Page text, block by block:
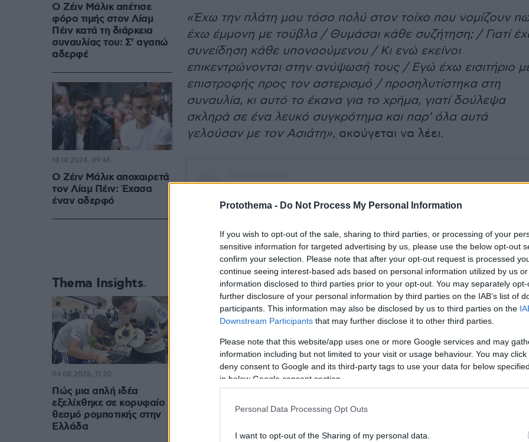
Protothema - Do Not Process My Personal Information
If you wish to opt-out of the sale, sharing to third parties, or processing of your
sensitive information for targeted advertising by us, please use the below opt-out
confirm your selection. Please note that after your opt-out request is processed
continue seeing interest-based ads based on personal information utilized by us
information disclosed to third parties prior to your opt-out. You may separately
further disclosure of your personal information by third parties on the IAB’s list of
participants. This information may also be disclosed by us to third parties on the
Downstream Participants that may further disclose it to other third parties.
Please note that this website/app uses one or more Google services and may
information including but not limited to your visit or usage behaviour. You may
deny consent to Google and its third-party tags to use your data for below
in below Google consent section.
Personal Data Processing Opt Outs
I want to opt-out of the Sharing of my personal data.
«Έχω την πλάτη μου τόσο πολύ στον τοίχο που νομίζουν
έχω έμμονη με τούβλα / Θυμάσαι κάθε συζήτηση; / Γιατί
συνείδηση κάθε υπονοούμενου / Κι ενώ εκείνοι
επικεντρώνονται στην ανύψωσή τους / Εγώ έχω εισιτήριο
επιστροφής προς τον αστερισμό / προσηλυτίστηκα στη
συναυλία, κι αυτό το έκανα για το χρήμα, γιατί δούλεψα
σκληρά σε ένα λευκό συγκρότημα και παρ’ όλα αυτά
γελούσαν με τον Ασιάτη», ακούγεται να λέει.
View this post on Instagram
Ο Ζέιν Μάλικ απέτισε
φόρο τιμής στον Λίαμ
Πέιν κατά τη διάρκεια
συναυλίας του: Σ' αγαπώ
αδερφέ
Ο Ζέιν Μάλικ αποχαιρετά
τον Λίαμ Πέιν: Έχασα
έναν αδερφό
18.10.2024, 09:46
Thema Insights
Πώς μια απλή ιδέα
εξελίχθηκε σε κορυφαίο
θεσμό ρομποτικής στην
Ελλάδα
04.08.2026, 11:20